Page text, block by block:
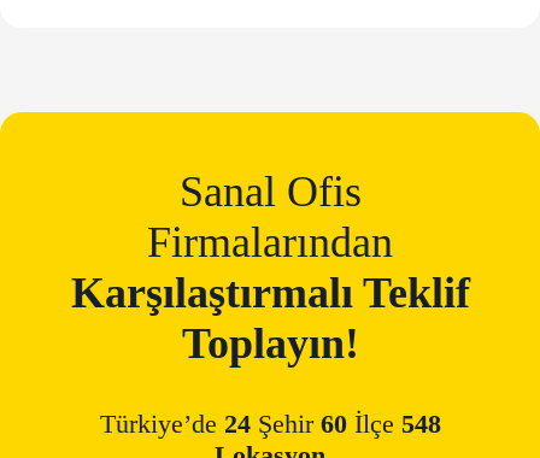
Sanal Ofis
Firmalarından
Karşılaştırmalı Teklif
Toplayın!
Türkiye’de 24Şehir60İlçe 548